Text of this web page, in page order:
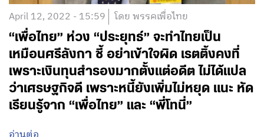
April 12, 2022 - 15:59 โดย พรรคเพื่อไทย
“เพื่อไทย” ห่วง “ประยุทธ์” จะทำไทยเป็น
เหมือนศรีลังกา ชี้ อย่าเข้าใจผิด เรตติ้งคงที่
เพราะเงินทุนสำรองมากตั้งแต่อดีต ไม่ได้แปล
ว่าเศรษฐกิจดี เพราะหนี้ยังเพิ่มไม่หยุด แนะ หัด
เรียนรู้จาก “เพื่อไทย” และ “พี่โทนี่”